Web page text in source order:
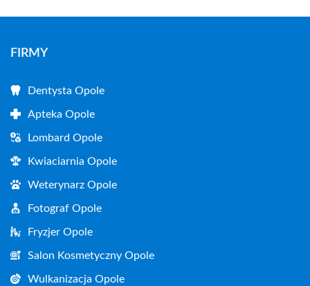
FIRMY
Dentysta Opole
Apteka Opole
Lombard Opole
Kwiaciarnia Opole
Weterynarz Opole
Fotograf Opole
Fryzjer Opole
Salon Kosmetyczny Opole
Wulkanizacja Opole